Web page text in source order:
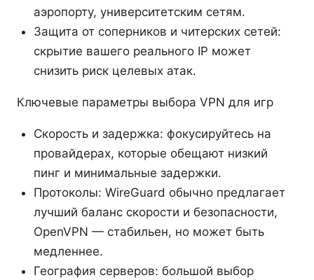
аэропорту, университетским сетям.
Защита от соперников и читерских сетей:
скрытие вашего реального IP может
снизить риск целевых атак.
Ключевые параметры выбора VPN для игр
Скорость и задержка: фокусируйтесь на
провайдерах, которые обещают низкий
пинг и минимальные задержки.
Протоколы: WireGuard обычно предлагает
лучший баланс скорости и безопасности,
OpenVPN — стабильен, но может быть
медленнее.
География серверов: большой выбор